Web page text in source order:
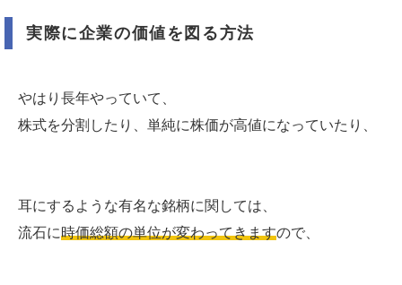
実際に企業の価値を図る方法
やはり長年やっていて、
株式を分割したり、単純に株価が高値になっていたり、
耳にするような有名な銘柄に関しては、
流石に時価総額の単位が変わってきますので、